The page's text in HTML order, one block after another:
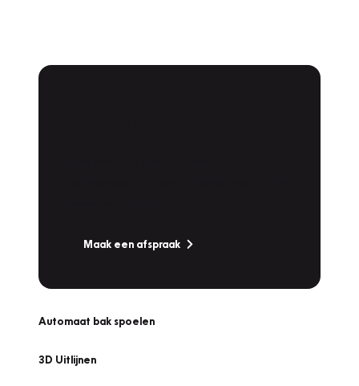
Maak een afspraak
Automaat bak spoelen
3D Uitlijnen